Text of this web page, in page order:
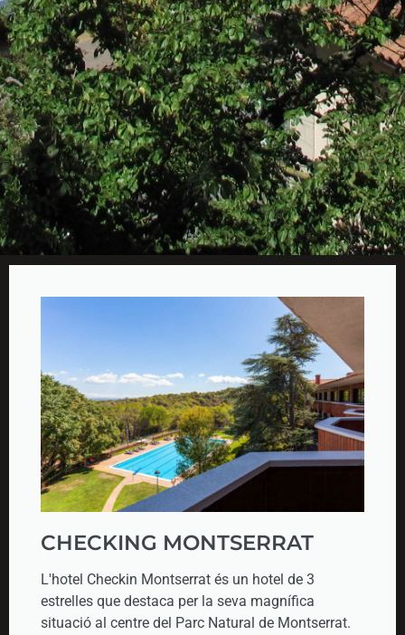
CHECKING MONTSERRAT
L'hotel Checkin Montserrat és un hotel de 3
estrelles que destaca per la seva magnífica
situació al centre del Parc Natural de Montserrat.